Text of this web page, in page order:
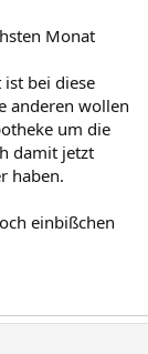
Monat
bei diese
anderen wollen
um die
damit jetzt
haben.
einbißchen